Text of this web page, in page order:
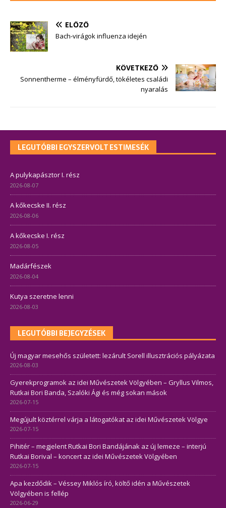
ELŐZŐ
Bach-virágok influenza idején
KÖVETKEZŐ
Sonnentherme – élményfürdő, tökéletes családi
nyaralás
LEGUTÓBBI EGYSZERVOLT ESTIMESÉK
A pulykapásztor I. rész
2026-08-07
A kőkecske II. rész
2026-08-06
A kőkecske I. rész
2026-08-05
Madárfészek
2026-08-04
Kutya szeretne lenni
2026-08-03
LEGUTÓBBI BEJEGYZÉSEK
Új magyar mesehős született: lezárult Sorell illusztrációs pályázata
2026-08-03
Gyerekprogramok az idei Művészetek Völgyében – Gryllus Vilmos,
Rutkai Bori Banda, Szalóki Ági és még sokan mások
2026-07-15
Megújult köztérrel várja a látogatókat az idei Művészetek Völgye
2026-07-15
Pihitér – megjelent Rutkai Bori Bandájának az új lemeze – interjú
Rutkai Borival – koncert az idei Művészetek Völgyében
2026-07-15
Apa kezdődik – Véssey Miklós író, költő idén a Művészetek
Völgyében is fellép
2026-06-29